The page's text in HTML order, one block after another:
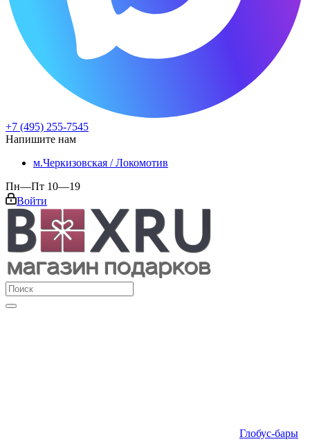
+7 (495) 255-7545
Напишите нам
м.Черкизовская / Локомотив
Пн—Пт 10—19
Войти
Глобус-бары